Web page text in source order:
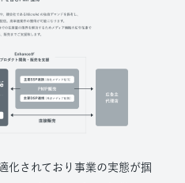
化されており事業の実態が掴